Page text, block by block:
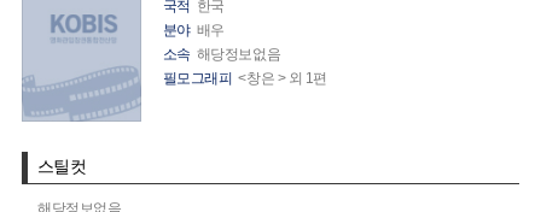
국적 한국
분야 배우
소속 해당정보없음
필모그래피 <창은 > 외 1편
스틸컷
해당정보없음